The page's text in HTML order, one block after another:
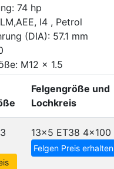
74 hp
I4 , Petrol
(DIA): 57.1 mm
M12 x 1.5
Felgengröße und
Lochkreis
13x5 ET38 4x100
Felgen Preis erhalten